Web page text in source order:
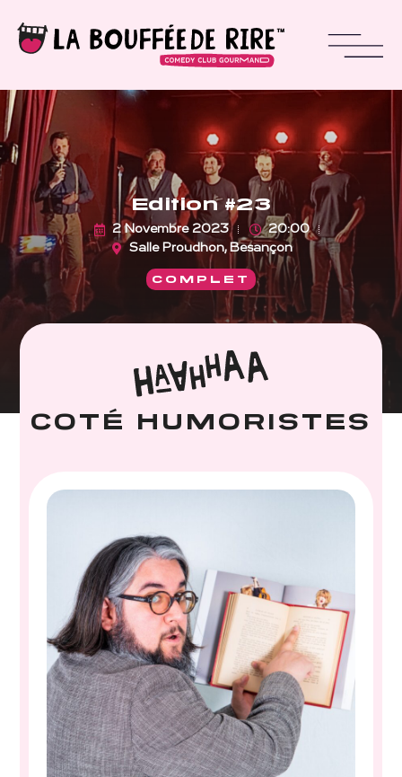
Edition #23
2 Novembre 2023
20:00
Salle Proudhon, Besançon
COMPLET
COTÉ HUMORISTES